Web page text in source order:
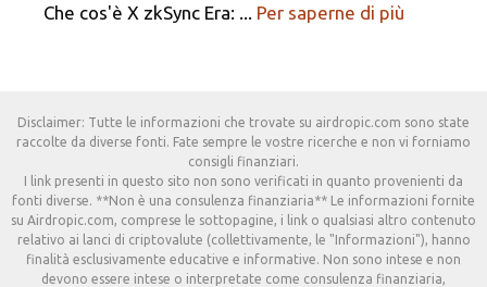
Che cos'è X zkSync Era: ... Per saperne di più
Disclaimer: Tutte le informazioni che trovate su airdropic.com sono state
raccolte da diverse fonti. Fate sempre le vostre ricerche e non vi forniamo
consigli finanziari.
I link presenti in questo sito non sono verificati in quanto provenienti da
fonti diverse. **Non è una consulenza finanziaria** Le informazioni fornite
su Airdropic.com, comprese le sottopagine, i link o qualsiasi altro contenuto
relativo ai lanci di criptovalute (collettivamente, le "Informazioni"), hanno
finalità esclusivamente educative e informative. Non sono intese e non
devono essere intese o interpretate come consulenza finanziaria,